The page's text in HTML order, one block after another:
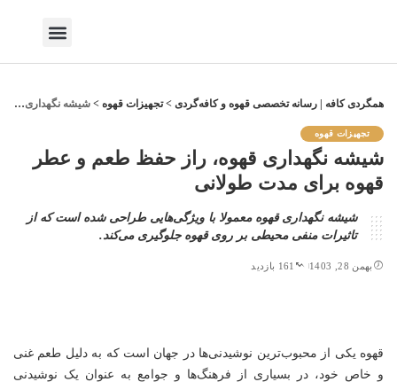
همگردی کافه | رسانه تخصصی قهوه و کافه‌گردی >تجهیزات قهوه > شیشه نگهداری قهوه، راز حفظ طعم و عطر قهوه برای مدت طولانی
تجهیزات قهوه
شیشه نگهداری قهوه، راز حفظ طعم و عطر
قهوه برای مدت طولانی
شیشه نگهداری قهوه معمولا با ویژگی‌هایی طراحی شده است که از
تاثیرات منفی محیطی بر روی قهوه جلوگیری می‌کند.
بهمن 28, 1403 161 بازدید
قهوه یکی از محبوب‌ترین نوشیدنی‌ها در جهان است که به دلیل طعم غنی
و خاص خود، در بسیاری از فرهنگ‌ها و جوامع به عنوان یک نوشیدنی